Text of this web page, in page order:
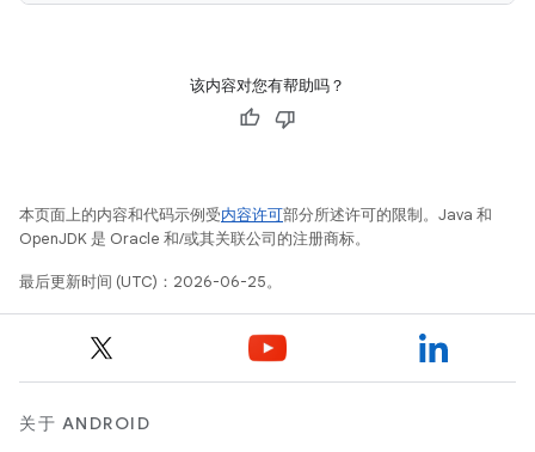
该内容对您有帮助吗？
本页面上的内容和代码示例受内容许可部分所述许可的限制。Java 和
OpenJDK 是 Oracle 和/或其关联公司的注册商标。
最后更新时间 (UTC)：2026-06-25。
关于 ANDROID